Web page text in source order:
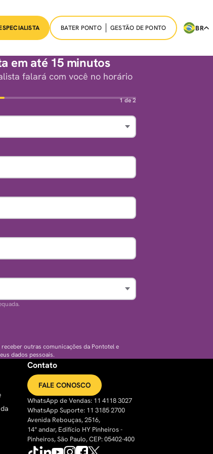
BATER PONTO GESTÃO DE PONTO BR
em até 15 minutos
falará com você no horário
1 de 2
outras comunicações da Pontotel e
dados pessoais.
Contato
FALE CONOSCO
WhatsApp de Vendas: 11 4118 3027
WhatsApp Suporte: 11 3185 2700
Avenida Rebouças, 2516,
14° andar, Edifício HY Pinheiros -
Pinheiros, São Paulo, CEP: 05402-400